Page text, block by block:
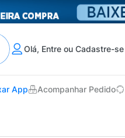
Olá, Entre ou Cadastre-se
App Acompanhar Pedido